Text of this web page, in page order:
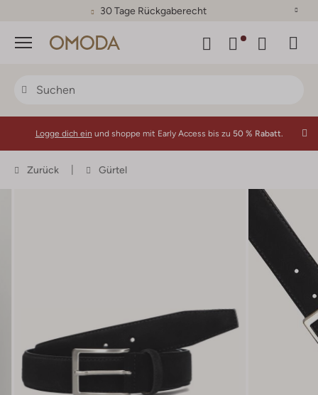
30 Tage Rückgaberecht
Menü
Logge dich ein und shoppe mit Early Access bis zu 50 % Rabatt.
Zurück Gürtel